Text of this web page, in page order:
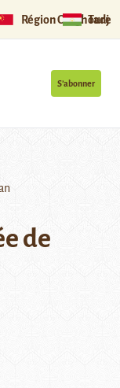
Région Ouïghoure
S’abonner
de